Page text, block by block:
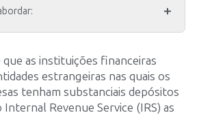
que as instituições financeiras
estrangeiras nas quais os
tenham substanciais depósitos
Revenue Service (IRS) as